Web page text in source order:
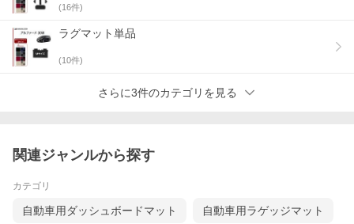
▼生地グレードの違う商品はこちら▼
(16件)
ラグマット単品
(10件)
さらに3件のカテゴリを見る
関連ジャンルから探す
カテゴリ
自動車用ダッシュボードマット 自動車用ラゲッジマット